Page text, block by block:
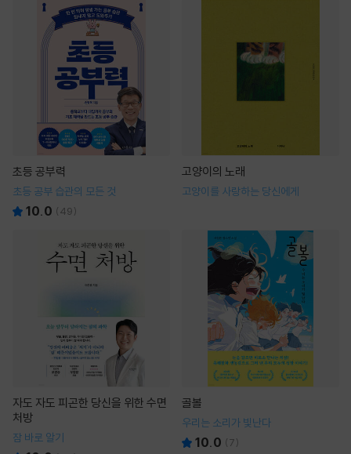
초등 공부력
초등 공부 습관의 모든 것
10.0 (49)
고양이의 노래
고양이를 사랑하는 당신에게
자도 자도 피곤한 당신을 위한 수면
처방
잠 바로 알기
골볼
우리는 소리가 빛난다
10.0 (7)